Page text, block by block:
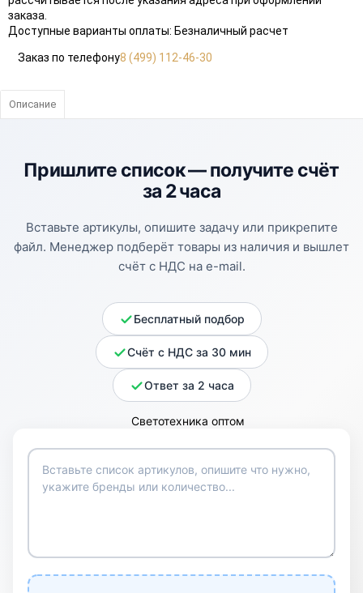
заказа.
Доступные варианты оплаты: Безналичный расчет
Заказ по телефону8 (499) 112-46-30
Описание
Пришлите список —получите счёт
за 2 часа
Вставьте артикулы, опишите задачу или прикрепите
файл. Менеджер подберёт товары из наличия и вышлет
счёт с НДС на e-mail.
Бесплатный подбор
Счёт с НДС за 30 мин
Ответ за 2 часа